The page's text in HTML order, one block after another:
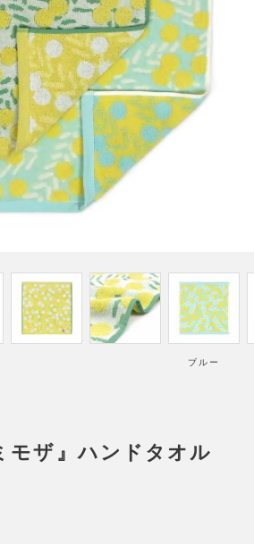
ブルー
モザ』ハンドタオル